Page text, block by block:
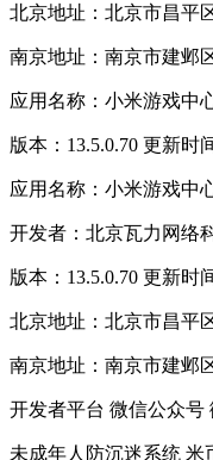
北京地址：北京市昌平
南京地址：南京市建邺
应用名称：小米游戏中
版本：13.5.0.70 更新时
应用名称：小米游戏中
开发者：北京瓦力网络
版本：13.5.0.70 更新时
北京地址：北京市昌平
南京地址：南京市建邺
开发者平台 微信公众号
未成年人防沉迷系统 米